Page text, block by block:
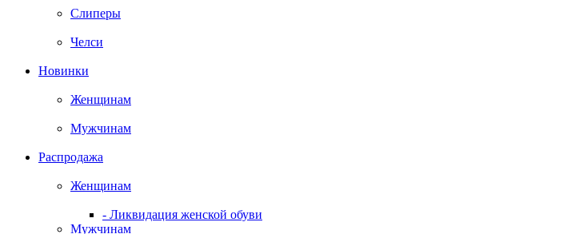
Слиперы
Челси
Новинки
Женщинам
Мужчинам
Распродажа
Женщинам
- Ликвидация женской обуви
Мужчинам